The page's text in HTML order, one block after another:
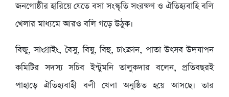
জনগোষ্ঠীর হারিয়ে যেতে বসা সংস্কৃতি সংরক্ষণ ও ঐতিহ্যবাহি বলি
খেলার মাধ্যমে আরও বলি গড়ে উঠুক।
বিজু, সাংগ্রাইং, বৈসু, বিষু, বিহু, চাংক্রান, পাতা উৎসব উদযাপন
কমিটির সদস্য সচিব ইন্টুমনি তালুকদার বলেন, প্রতিবছরই
পাহাড়ে ঐতিহ্যবাহী বলী খেলা অনুষ্ঠিত হয়ে আসছে। তার